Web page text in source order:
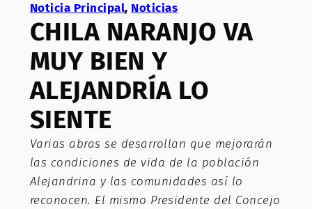
Noticia Principal, Noticias
CHILA NARANJO VA
MUY BIEN Y
ALEJANDRÍA LO
SIENTE
Varias abras se desarrollan que mejorarán
las condiciones de vida de la población
Alejandrina y las comunidades así lo
reconocen. El mismo Presidente del Concejo